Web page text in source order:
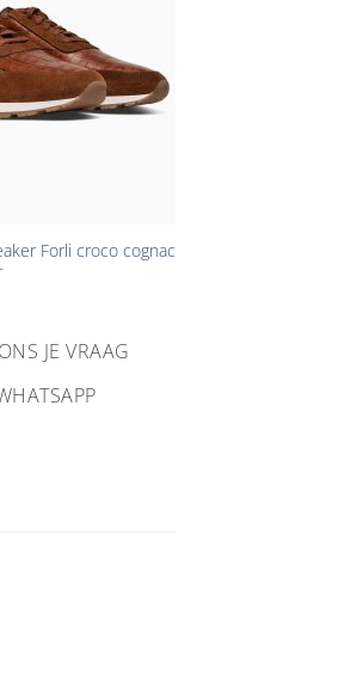
Forli croco cognac
JE VRAAG